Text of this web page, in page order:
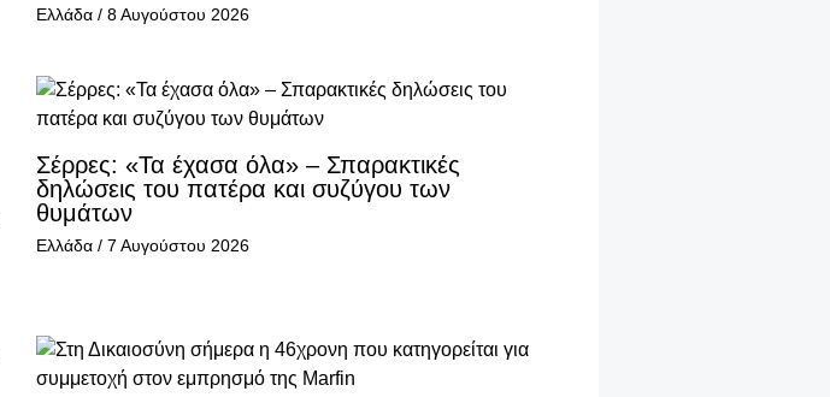
Ελλάδα/ 8 Αυγούστου 2026
Σέρρες: «Τα έχασα όλα» – Σπαρακτικές
δηλώσεις του πατέρα και συζύγου των
θυμάτων
Ελλάδα/ 7 Αυγούστου 2026